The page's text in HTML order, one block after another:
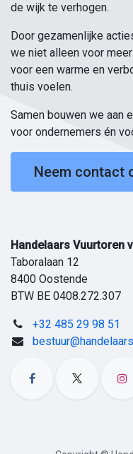
de wijk te verhogen.
Door gezamenlijke
we niet alleen voor
voor een warme en
thuis voelen.
Samen bouwen we aan
voor ondernemers én
Neem contact
Handelaars Vuurtoren
Taboralaan 12
8400 Oostende
BTW BE 0408.272.307
+32 485 29 98 51